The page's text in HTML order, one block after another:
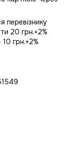
перевізнику
20 грн.+2%
грн.+2%